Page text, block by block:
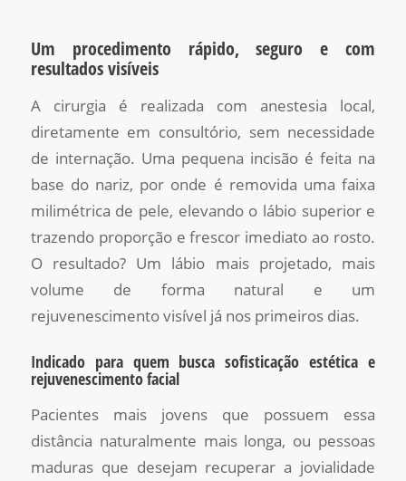
Um procedimento rápido, seguro e com
resultados visíveis
A cirurgia é realizada com anestesia local,
diretamente em consultório, sem necessidade
de internação. Uma pequena incisão é feita na
base do nariz, por onde é removida uma faixa
milimétrica de pele, elevando o lábio superior e
trazendo proporção e frescor imediato ao rosto.
O resultado? Um lábio mais projetado, mais
volume de forma natural e um
rejuvenescimento visível já nos primeiros dias.
Indicado para quem busca sofisticação estética e
rejuvenescimento facial
Pacientes mais jovens que possuem essa
distância naturalmente mais longa, ou pessoas
maduras que desejam recuperar a jovialidade